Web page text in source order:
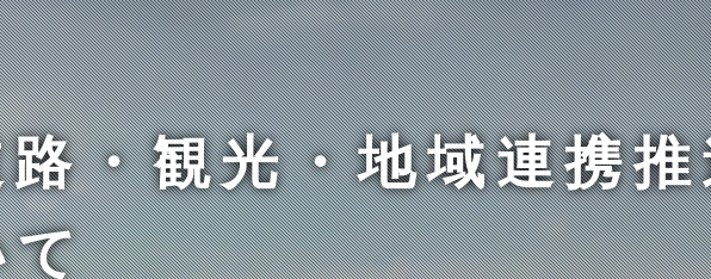
・観光・地域連携
て